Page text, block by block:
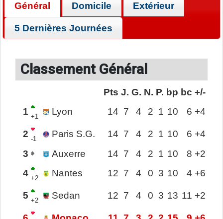
Général Domicile Extérieur
5 Dernières Journées
Classement Général
Pts J. G. N. P. bp bc +/-
1 +1 Lyon 14 7 4 2 1 10 6 +4
2 -1 Paris S.G. 14 7 4 2 1 10 6 +4
3
Auxerre 14 7 4 2 1 10 8 +2
4 +2 Nantes 12 7 4 0 3 10 4 +6
5 +2 Sedan 12 7 4 0 3 13 11 +2